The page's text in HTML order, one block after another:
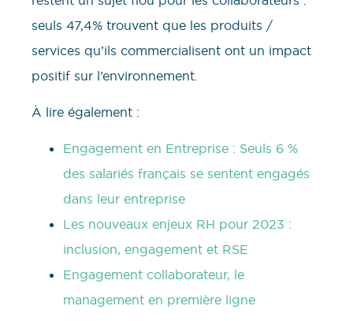
seuls 47,4% trouvent que les produits /
services qu’ils commercialisent ont un impact
positif sur l’environnement.
À lire également :
Engagement en Entreprise : Seuls 6 %
des salariés français se sentent engagés
dans leur entreprise
Les nouveaux enjeux RH pour 2023 :
inclusion, engagement et RSE
Engagement collaborateur, le
management en première ligne